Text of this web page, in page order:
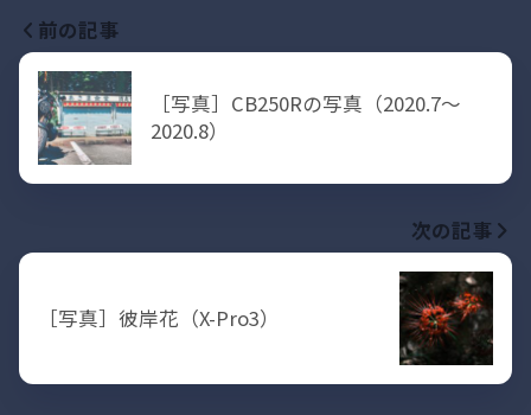
前の記事
［写真］CB250Rの写真（2020.7〜
2020.8）
次の記事
［写真］彼岸花（X-Pro3）